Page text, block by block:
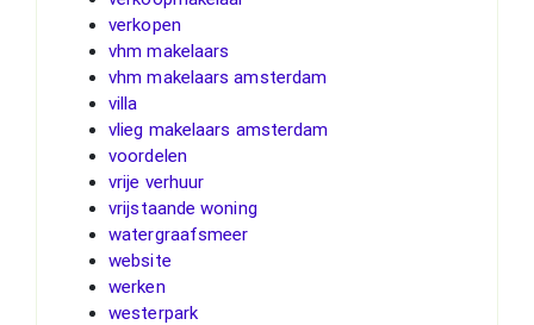
verkopen
vhm makelaars
vhm makelaars amsterdam
villa
vlieg makelaars amsterdam
voordelen
vrije verhuur
vrijstaande woning
watergraafsmeer
website
werken
westerpark